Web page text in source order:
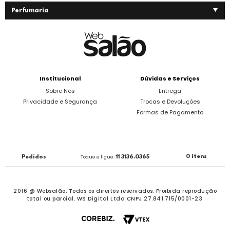
Perfumaria
Institucional
Sobre Nós
Privacidade e Segurança
Dúvidas e Serviços
Entrega
Trocas e Devoluções
Formas de Pagamento
Pedidos Toque e ligue:11 3136.0365 0 itens
2016 @ Websalão. Todos os direitos reservados. Proibida reprodução
total ou parcial. WS Digital Ltda CNPJ 27.841.715/0001-23.